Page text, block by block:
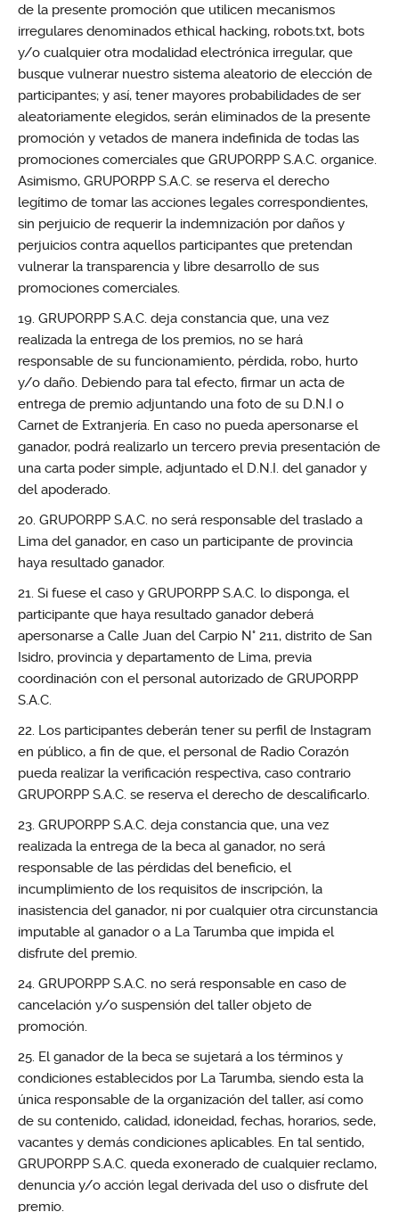
de la presente promoción que utilicen mecanismos
irregulares denominados ethical hacking, robots.txt, bots
y/o cualquier otra modalidad electrónica irregular, que
busque vulnerar nuestro sistema aleatorio de elección de
participantes; y así, tener mayores probabilidades de ser
aleatoriamente elegidos, serán eliminados de la presente
promoción y vetados de manera indefinida de todas las
promociones comerciales que GRUPORPP S.A.C. organice.
Asimismo, GRUPORPP S.A.C. se reserva el derecho
legítimo de tomar las acciones legales correspondientes,
sin perjuicio de requerir la indemnización por daños y
perjuicios contra aquellos participantes que pretendan
vulnerar la transparencia y libre desarrollo de sus
promociones comerciales.
GRUPORPP S.A.C. deja constancia que, una vez
realizada la entrega de los premios, no se hará
responsable de su funcionamiento, pérdida, robo, hurto
y/o daño. Debiendo para tal efecto, firmar un acta de
entrega de premio adjuntando una foto de su D.N.I o
Carnet de Extranjería. En caso no pueda apersonarse el
ganador, podrá realizarlo un tercero previa presentación de
una carta poder simple, adjuntado el D.N.I. del ganador y
del apoderado.
GRUPORPP S.A.C. no será responsable del traslado a
Lima del ganador, en caso un participante de provincia
haya resultado ganador.
Si fuese el caso y GRUPORPP S.A.C. lo disponga, el
participante que haya resultado ganador deberá
apersonarse a Calle Juan del Carpio N° 211, distrito de San
Isidro, provincia y departamento de Lima, previa
coordinación con el personal autorizado de GRUPORPP
S.A.C.
Los participantes deberán tener su perfil de Instagram
en público, a fin de que, el personal de Radio Corazón
pueda realizar la verificación respectiva, caso contrario
GRUPORPP S.A.C. se reserva el derecho de descalificarlo.
GRUPORPP S.A.C. deja constancia que, una vez
realizada la entrega de la beca al ganador, no será
responsable de las pérdidas del beneficio, el
incumplimiento de los requisitos de inscripción, la
inasistencia del ganador, ni por cualquier otra circunstancia
imputable al ganador o a La Tarumba que impida el
disfrute del premio.
GRUPORPP S.A.C. no será responsable en caso de
cancelación y/o suspensión del taller objeto de
promoción.
El ganador de la beca se sujetará a los términos y
condiciones establecidos por La Tarumba, siendo esta la
única responsable de la organización del taller, así como
de su contenido, calidad, idoneidad, fechas, horarios, sede,
vacantes y demás condiciones aplicables. En tal sentido,
GRUPORPP S.A.C. queda exonerado de cualquier reclamo,
denuncia y/o acción legal derivada del uso o disfrute del
premio.